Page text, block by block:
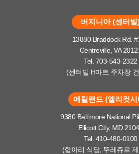
버지니아 (센터빌
13880 Braddock Rd.
Centreville, VA
Tel. 703-543-2322
(센터빌 H마트 주차장
메릴랜드 (엘리컷시
9380 Baltimore National
Ellicott City, MD
Tel. 410-480-0100
(항아리 식당, 뚜레쥬르